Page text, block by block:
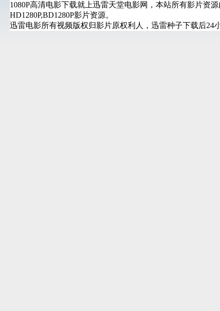
1080P高清电影下载就上迅雷天堂电影网，本站所有影片资
HD1280P,BD1280P影片资源。
迅雷电影所有视频版权归影片原权利人，迅雷种子下载后